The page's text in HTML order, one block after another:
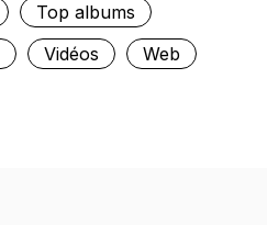
Top albums
Vidéos Web